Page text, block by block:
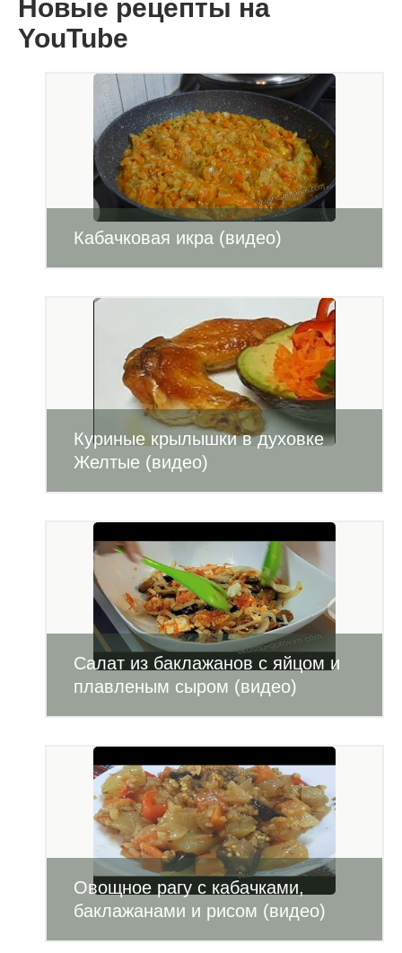
Новые рецепты на
YouTube
Кабачковая икра (видео)
Куриные крылышки в духовке
Желтые (видео)
Салат из баклажанов с яйцом и
плавленым сыром (видео)
Овощное рагу с кабачками,
баклажанами и рисом (видео)